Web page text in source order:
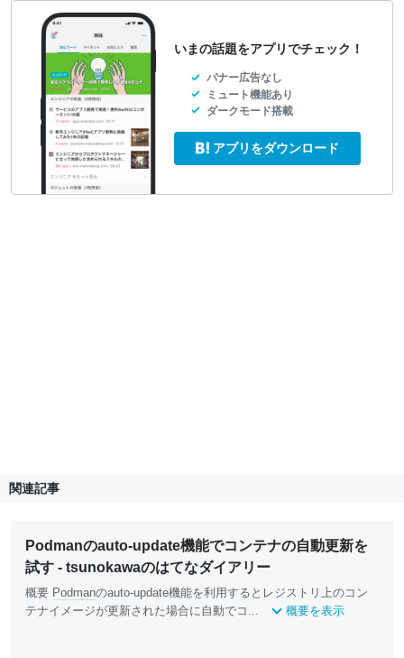
いまの話題をアプリでチェック！
バナー広告なし
ミュート機能あり
ダークモード搭載
アプリをダウンロード
関連記事
Podmanのauto-update機能でコンテナの自動更新を
試す - tsunokawaのはてなダイアリー
概要 Podmanのauto-update機能を利用するとレジストリ上のコン
テナイメージが更新された場合に自動でコ...
概要を表示